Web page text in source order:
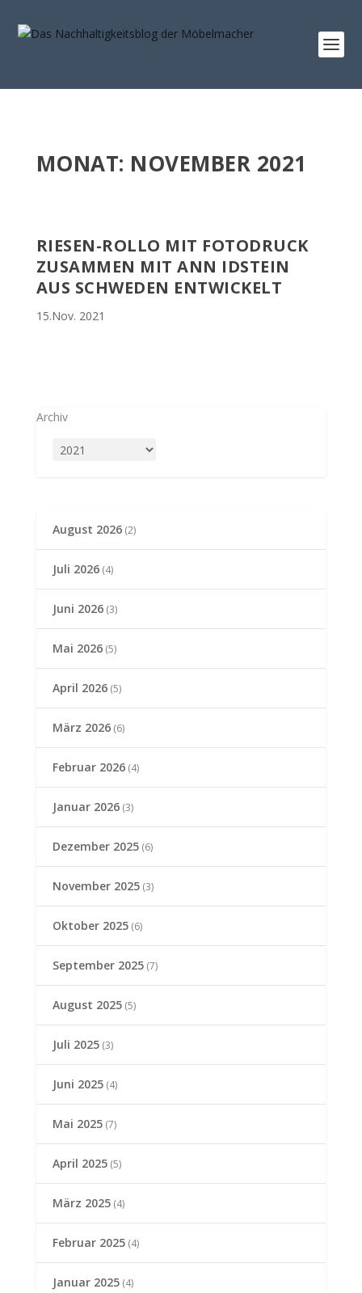
MONAT: NOVEMBER 2021
RIESEN-ROLLO MIT FOTODRUCK
ZUSAMMEN MIT ANN IDSTEIN
AUS SCHWEDEN ENTWICKELT
15.Nov. 2021
Archiv
August 2026(2)
Juli 2026(4)
Juni 2026(3)
Mai 2026(5)
April 2026(5)
März 2026(6)
Februar 2026(4)
Januar 2026(3)
Dezember 2025(6)
November 2025(3)
Oktober 2025(6)
September 2025(7)
August 2025(5)
Juli 2025(3)
Juni 2025(4)
Mai 2025(7)
April 2025(5)
März 2025(4)
Februar 2025(4)
Januar 2025(4)